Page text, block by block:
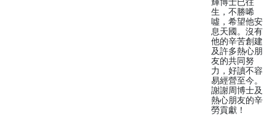
生，不勝唏
噓，希望他安
息天國。沒有
他的辛苦創建
及許多熱心朋
友的共同努
力，好讀不容
易經營至今。
謝謝周博士及
熱心朋友的辛
勞貢獻！